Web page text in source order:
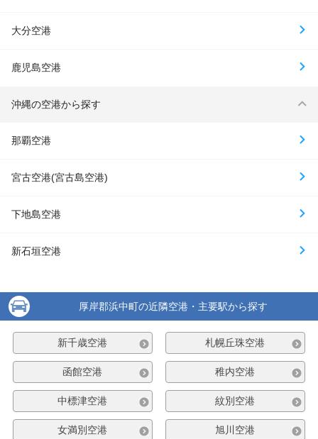
大分空港
鹿児島空港
沖縄の空港から探す
那覇空港
宮古空港(宮古島空港)
下地島空港
新石垣空港
厚岸郡浜中町の近隣空港・主要駅から探す
新千歳空港 札幌丘珠空港
函館空港 稚内空港
中標津空港 紋別空港
女満別空港 旭川空港